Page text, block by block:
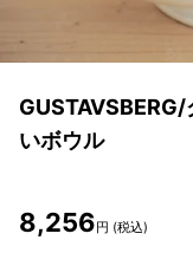
いボウル
8,256円 (税込)